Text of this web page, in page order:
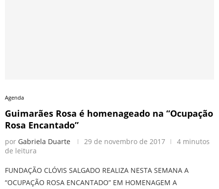
Agenda
Guimarães Rosa é homenageado na “Ocupação
Rosa Encantado”
por Gabriela Duarte 29 de novembro de 2017
4 minutos
de leitura
FUNDAÇÃO CLÓVIS SALGADO REALIZA NESTA SEMANA A
“OCUPAÇÃO ROSA ENCANTADO” EM HOMENAGEM A